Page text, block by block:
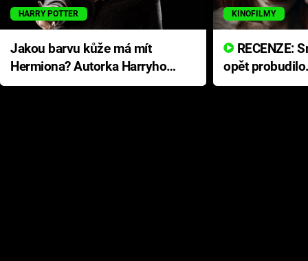
HARRY POTTER
Jakou barvu kůže má mít
Hermiona? Autorka Harryho
Pottera přišla s ráznou
KINOFILMY
opět
přichází s